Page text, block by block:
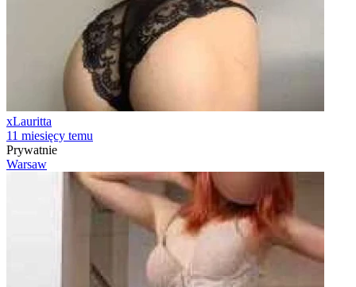
xLauritta
11 miesięcy temu
Prywatnie
Warsaw